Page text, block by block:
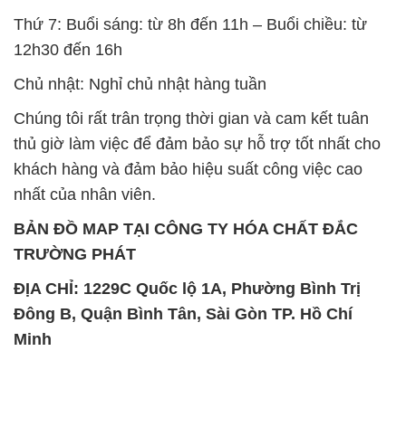
Thứ 7: Buổi sáng: từ 8h đến 11h – Buổi chiều: từ
12h30 đến 16h
Chủ nhật: Nghỉ chủ nhật hàng tuần
Chúng tôi rất trân trọng thời gian và cam kết tuân
thủ giờ làm việc để đảm bảo sự hỗ trợ tốt nhất cho
khách hàng và đảm bảo hiệu suất công việc cao
nhất của nhân viên.
BẢN ĐỒ MAP TẠI CÔNG TY HÓA CHẤT ĐẮC
TRƯỜNG PHÁT
ĐỊA CHỈ: 1229C Quốc lộ 1A, Phường Bình Trị
Đông B, Quận Bình Tân, Sài Gòn TP. Hồ Chí
Minh